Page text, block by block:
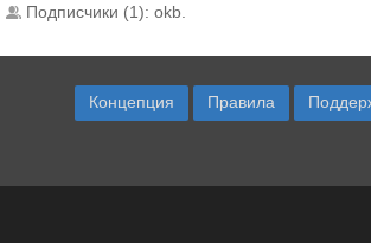
Подписчики (1): okb
Концепция Правила